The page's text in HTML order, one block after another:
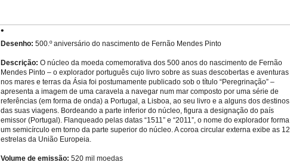
Desenho: 500.º aniversário do nascimento de Fernão Mendes Pinto
Descrição: O núcleo da moeda comemorativa dos 500 anos do nascimento de Fernão
Mendes Pinto – o explorador português cujo livro sobre as suas descobertas e aventuras
nos mares e terras da Ásia foi postumamente publicado sob o título “Peregrinação” –
apresenta a imagem de uma caravela a navegar num mar composto por uma série de
referências (em forma de onda) a Portugal, a Lisboa, ao seu livro e a alguns dos destinos
das suas viagens. Bordeando a parte inferior do núcleo, figura a designação do país
emissor (Portugal). Flanqueado pelas datas “1511” e “2011”, o nome do explorador forma
um semicírculo em torno da parte superior do núcleo. A coroa circular externa exibe as 12
estrelas da União Europeia.
Volume de emissão: 520 mil moedas